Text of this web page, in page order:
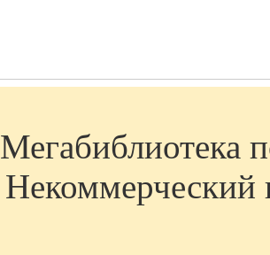
Мегабиблиотека
Некоммерческий